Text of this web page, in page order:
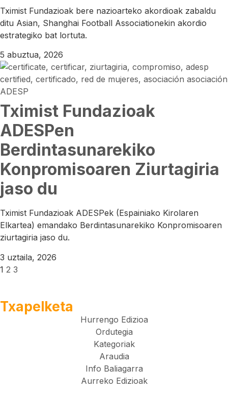
Tximist Fundazioak bere nazioarteko akordioak zabaldu
ditu Asian, Shanghai Football Associationekin akordio
estrategiko bat lortuta.
5 abuztua, 2026
Tximist Fundazioak
ADESPen
Berdintasunarekiko
Konpromisoaren Ziurtagiria
jaso du
Tximist Fundazioak ADESPek (Espainiako Kirolaren
Elkartea) emandako Berdintasunarekiko Konpromisoaren
ziurtagiria jaso du.
3 uztaila, 2026
1 2 3
Txapelketa
Hurrengo Edizioa
Ordutegia
Kategoriak
Araudia
Info Baliagarra
Aurreko Edizioak